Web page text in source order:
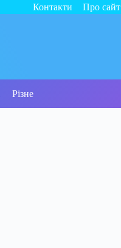
Контакти Про сайт
Різне